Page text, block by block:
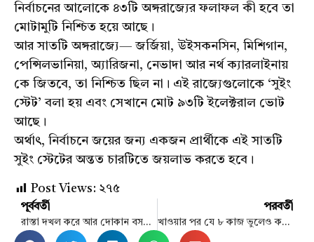
নির্বাচনের আলোকে ৪৩টি অঙ্গরাজ্যের ফলাফল কী হবে তা
মোটামুটি নিশ্চিত হয়ে আছে।
আর সাতটি অঙ্গরাজ্যে— জর্জিয়া, উইসকনসিন, মিশিগান,
পেন্সিলভানিয়া, অ্যারিজনা, নেভাদা আর নর্থ ক্যারলাইনায়
কে জিতবে, তা নিশ্চিত ছিল না। এই রাজ্যেগুলোকে ‘সুইং
স্টেট’ বলা হয় এবং সেখানে মোট ৯৩টি ইলেক্টরাল ভোট
আছে।
অর্থাৎ, নির্বাচনে জয়ের জন্য একজন প্রার্থীকে এই সাতটি
সুইং স্টেটের অন্তত চারটিতে জয়লাভ করতে হবে।
Post Views: ২৭৫
পূর্ববর্তী
রাস্তা দখল করে আর দোকান বসবে না: স্বরাষ্ট্র উপদেষ্টা
পরবর্তী
খাওয়ার পর যে ৮ কাজ ভুলেও করবেন না